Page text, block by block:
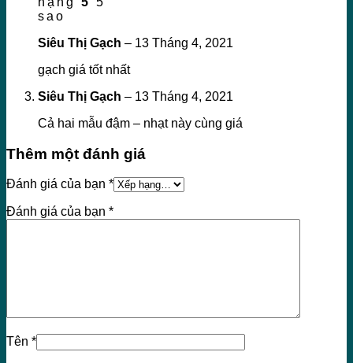
sao
Siêu Thị Gạch – 13 Tháng 4, 2021
gạch giá tốt nhất
Siêu Thị Gạch – 13 Tháng 4, 2021
Cả hai mẫu đậm – nhạt này cùng giá
Thêm một đánh giá
Đánh giá của bạn *
Đánh giá của bạn *
Tên *